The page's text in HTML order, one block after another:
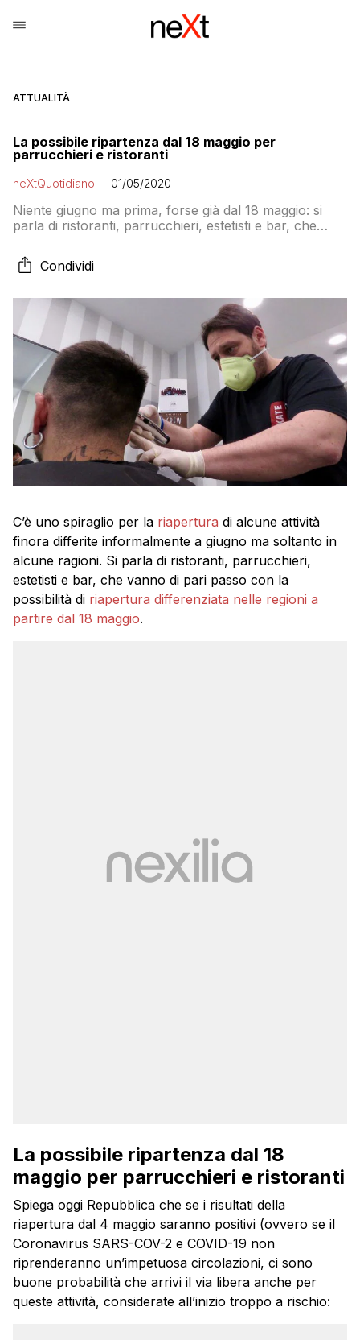
ATTUALITÀ
La possibile ripartenza dal 18 maggio per
parrucchieri e ristoranti
neXtQuotidiano 01/05/2020
Niente giugno ma prima, forse già dal 18 maggio: si
parla di ristoranti, parrucchieri, estetisti e bar, che
differenziata nelle regioni a partire dal 18 maggio.
Condividi
C’è uno spiraglio per la riapertura di alcune attività
finora differite informalmente a giugno ma soltanto in
alcune ragioni. Si parla di ristoranti, parrucchieri,
estetisti e bar, che vanno di pari passo con la
possibilità di riapertura differenziata nelle regioni a
partire dal 18 maggio.
La possibile ripartenza dal 18
maggio per parrucchieri e ristoranti
Spiega oggi Repubblica che se i risultati della
riapertura dal 4 maggio saranno positivi (ovvero se il
Coronavirus SARS-COV-2 e COVID-19 non
riprenderanno un’impetuosa circolazioni, ci sono
buone probabilità che arrivi il via libera anche per
queste attività, considerate all’inizio troppo a rischio: